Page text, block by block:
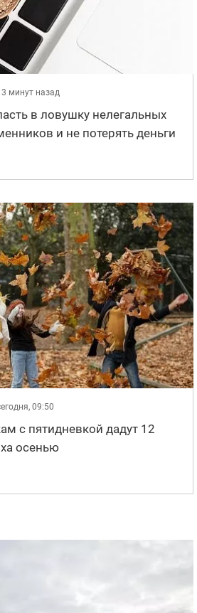
минут назад
в ловушку нелегальных
и не потерять деньги
09:50
с пятидневкой дадут 12
осенью